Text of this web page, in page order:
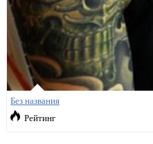
Без названия
Рейтинг